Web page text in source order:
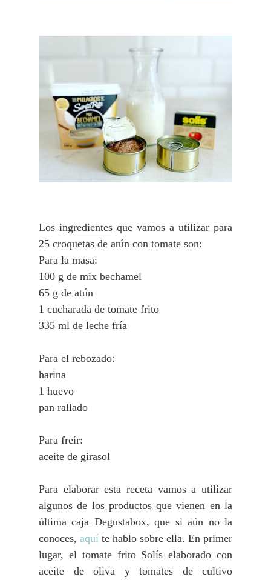
Los ingredientes que vamos a utilizar para
25 croquetas de atún con tomate son:
Para la masa:
100 g de mix bechamel
65 g de atún
1 cucharada de tomate frito
335 ml de leche fría
Para el rebozado:
harina
1 huevo
pan rallado
Para freír:
aceite de girasol
Para elaborar esta receta vamos a utilizar
algunos de los productos que vienen en la
última caja Degustabox, que si aún no la
conoces, aquí te hablo sobre ella. En primer
lugar, el tomate frito Solís elaborado con
aceite de oliva y tomates de cultivo